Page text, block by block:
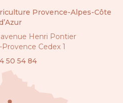
Provence-Alpes-Côte
avenue Henri Pontier
Provence Cedex 1
50 54 84